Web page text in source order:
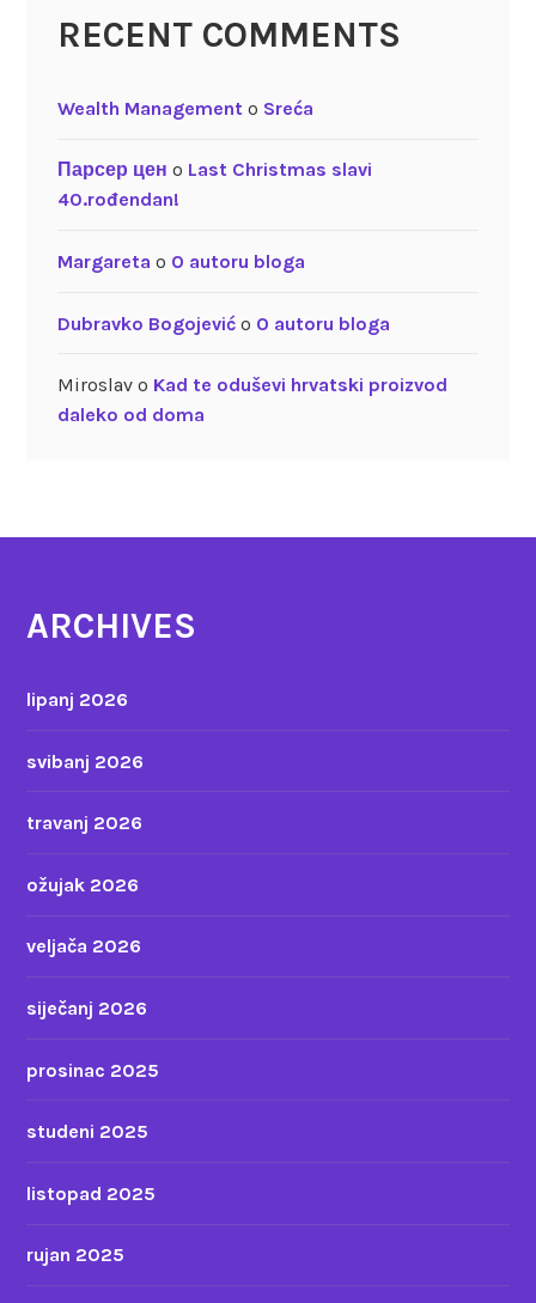
RECENT COMMENTS
Wealth Management o Sreća
Парсер цен o Last Christmas slavi
40.rođendan!
Margareta o O autoru bloga
Dubravko Bogojevićo O autoru bloga
Miroslavo Kad te oduševi hrvatski proizvod
daleko od doma
ARCHIVES
lipanj 2026
svibanj 2026
travanj 2026
ožujak 2026
veljača 2026
siječanj 2026
prosinac 2025
studeni 2025
listopad 2025
rujan 2025